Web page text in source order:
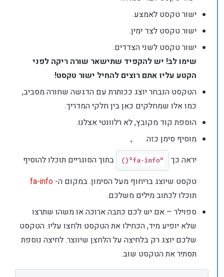
ישור טקסט לאמצע.
ישור טקסט לצד ימין.
ישור טקסט לשני הצדדים.
שימו לב! יש להקפיד שתישאר שורה ריקה לפני
הקטע עליו אתם רוצים להחיל ישור טקסט!
הטקסט הנבחר יוצג ככותרת עם הדגשה שחורה מסביב,
כמו אלו שמחלקים כאן בין חלקי המדריך.
הוספת קוד מקובץ, לא רלוונטי אצלנו.
מוסיף סימן כזה
,.
יראה כך
בתוך הסוגריים תוכלו להוסיף
טקסט שיוצג בריחוף מעל הסימון. במקום ה-fa-info
תוכלו לכתוב מילים משלכם.
ספוילר – אם יש לכם כתבה ארוכה או משהו שתרצו
שלא יופיע מיד, הכחילו את הטקסט ולחצו עליו. הטקסט
שלכם יוצג רק בלחיצה על הלחצן שיווצר. לחיצה נוספת
תסתיר את הטקסט שוב.